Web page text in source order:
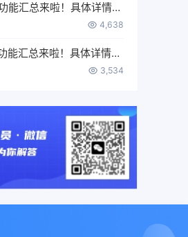
绍及使用，可移步【使用更多-产品使用手册-功能更新】进行了解~
4,638
绍及使用，可移步【使用更多-产品使用手册-功能更新】进行了解~
3,534